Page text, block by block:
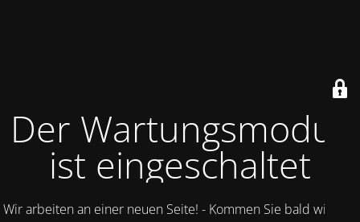
Der Wartungsmodus
ist eingeschaltet
Wir arbeiten an einer neuen Seite! - Kommen Sie bald wieder.